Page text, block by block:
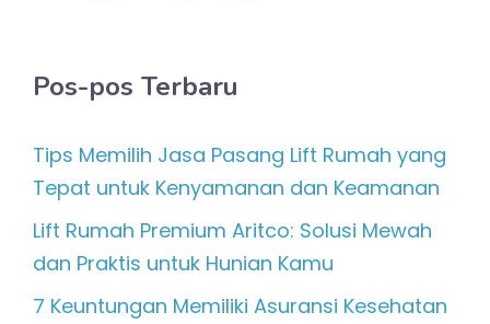
Pos-pos Terbaru
Tips Memilih Jasa Pasang Lift Rumah yang
Tepat untuk Kenyamanan dan Keamanan
Lift Rumah Premium Aritco: Solusi Mewah
dan Praktis untuk Hunian Kamu
7 Keuntungan Memiliki Asuransi Kesehatan